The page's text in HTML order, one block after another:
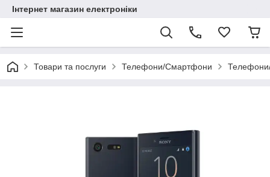
Інтернет магазин електроніки
Товари та послуги Телефони/Смартфони